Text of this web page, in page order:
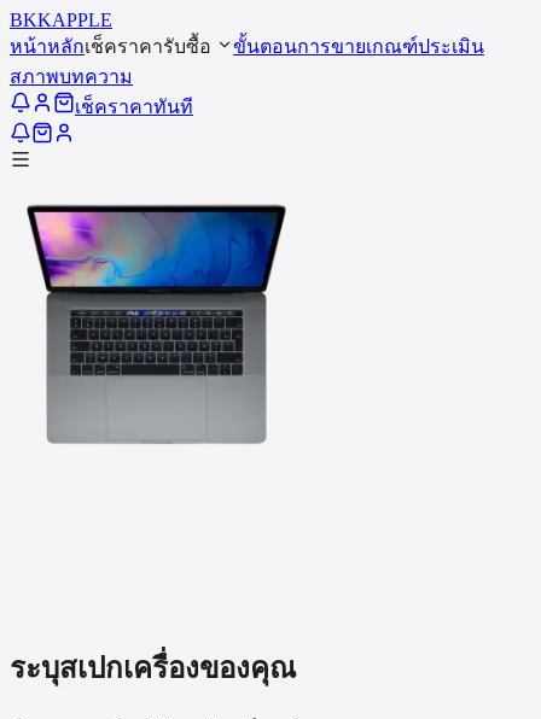
BKKAPPLE
หน้าหลักเช็คราคารับซื้อ ขั้นตอนการขายเกณฑ์ประเมิน
สภาพบทความ
เช็คราคาทันที
ระบุสเปกเครื่องของคุณ